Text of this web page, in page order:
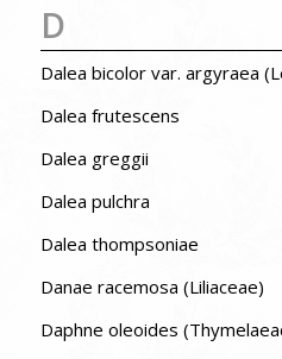
D
Dalea bicolor var. argyraea
Dalea frutescens
Dalea greggii
Dalea pulchra
Dalea thompsoniae
Danae racemosa (Liliaceae)
Daphne oleoides